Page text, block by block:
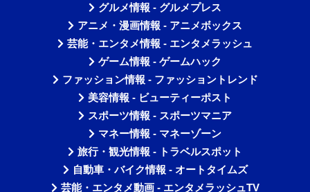
グルメ情報 - グルメプレス
アニメ・漫画情報 - アニメボックス
芸能・エンタメ情報 - エンタメラッシュ
ゲーム情報 - ゲームハック
ファッション情報 - ファッショントレンド
美容情報 - ビューティーポスト
スポーツ情報 - スポーツマニア
マネー情報 - マネーゾーン
旅行・観光情報 - トラベルスポット
自動車・バイク情報 - オートタイムズ
芸能・エンタメ動画 - エンタメラッシュTV